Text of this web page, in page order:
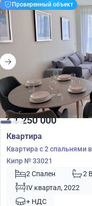
Проверенный объект
€1 250 000
Квартира
Квартира с 2 спальнями
Кипр № 33021
2 Спален
2
IV квартал, 2022
+ НДС